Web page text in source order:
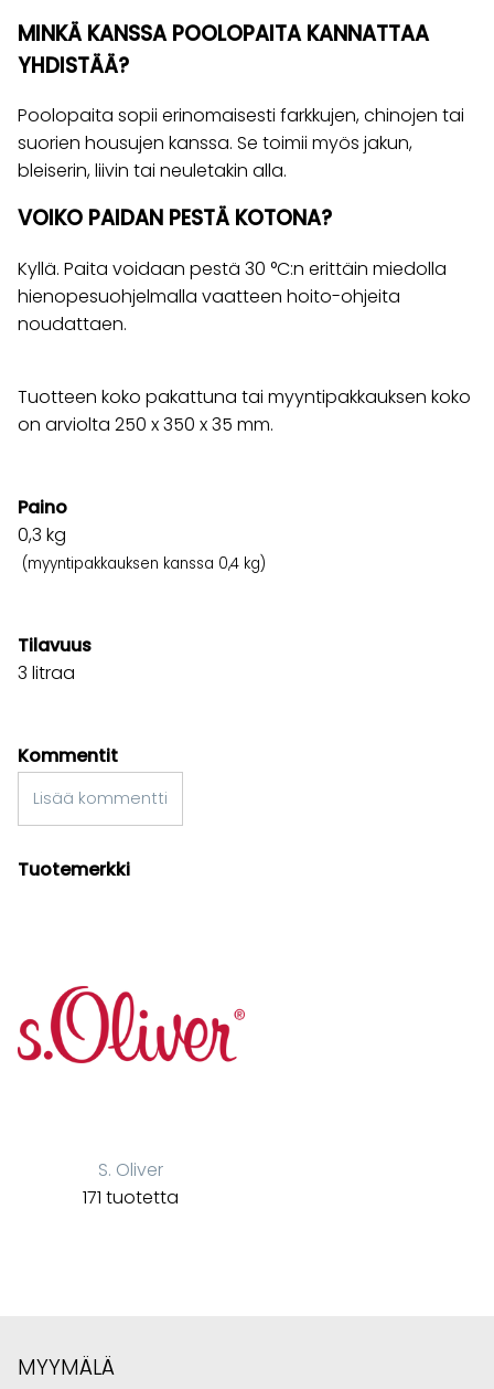
MINKÄ KANSSA POOLOPAITA KANNATTAA
YHDISTÄÄ?
Poolopaita sopii erinomaisesti farkkujen, chinojen tai
suorien housujen kanssa. Se toimii myös jakun,
bleiserin, liivin tai neuletakin alla.
VOIKO PAIDAN PESTÄ KOTONA?
Kyllä. Paita voidaan pestä 30 °C:n erittäin miedolla
hienopesuohjelmalla vaatteen hoito-ohjeita
noudattaen.
Tuotteen koko pakattuna tai myyntipakkauksen koko
on arviolta 250 x 350 x 35 mm.
Paino
0,3 kg
(myyntipakkauksen kanssa 0,4 kg)
Tilavuus
3 litraa
Kommentit
Lisää kommentti
Tuotemerkki
S. Oliver
171 tuotetta
MYYMÄLÄ